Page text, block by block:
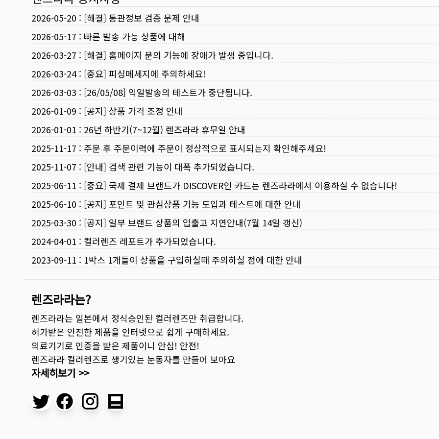
2026-05-20 : [해결] 통관정보 검증 문제 안내
2026-05-17 : 빠른 발송 가능 상품에 대해
2026-03-27 : [해결] 홈페이지 문의 기능에 장애가 발생 중입니다.
2026-03-24: [중요] 피싱메세지에 주의하세요!
2026-03-03 : [26/05/08] 익일발송의 테스트가 중단됩니다.
2026-01-09 : [공지] 상품 가격 조정 안내
2026-01-01 : 26년 하반기(7~12월) 렌즈라라 휴무일 안내
2025-11-17 : 주문 후 주문이력에 주문이 정상적으로 표시되는지 확인해주세요!
2025-11-07 : [안내] 검색 관련 기능이 대폭 추가되었습니다.
2025-06-11 : [중요] 국제 결제 브랜드가 DISCOVER인 카드는 렌즈라라에서 이용하실 수 없습니다!
2025-06-10 : [공지] 포인트 및 관심상품 기능 도입과 테스트에 대한 안내
2025-03-30 : [공지] 일부 브랜드 상품의 입출고 지연안내(7월 14일 갱신)
2024-04-01 : 컬러렌즈 레포트가 추가되었습니다.
2023-09-11 : 1박스 1개들이 상품을 구입하실때 주의하실 점에 대한 안내
렌즈라라는?
렌즈라라는 일본에서 정식승인된 컬러렌즈만 취급합니다.
허가받은 안전한 제품을 인터넷으로 쉽게 구매하세요.
의료기기로 인증을 받은 제품이니 안심! 안전!
렌즈라라 컬러렌즈로 생기있는 눈동자를 만들어 보아요
자세히보기 >>